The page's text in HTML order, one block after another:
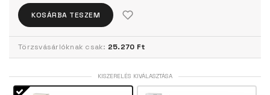
KOSÁRBA TESZEM
Törzsvásárlóknak csak: 25.270 Ft
KISZERELÉS KIVÁLASZTÁSA